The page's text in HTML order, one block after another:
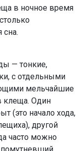
в ночное время
сна.
— тонкие,
с отдельными
мельчайшие
клеща. Один
(это начало хода,
другой
часто можно